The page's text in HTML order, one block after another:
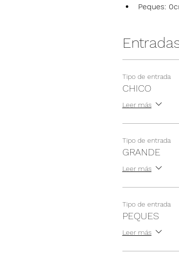
Peques:
Tipo de entrada
CHICO
Leer más
Tipo de entrada
GRANDE
Leer más
Tipo de entrada
PEQUES
Leer más